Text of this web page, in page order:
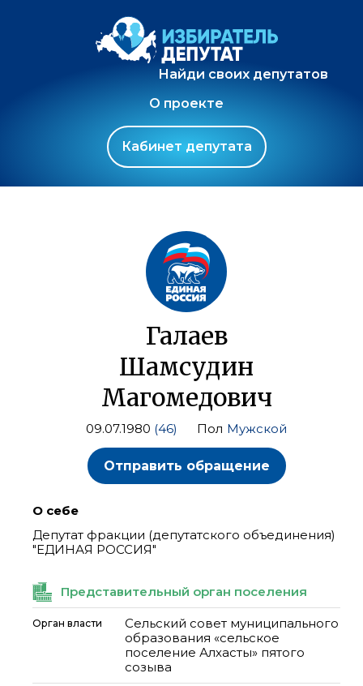
Найди своих депутатов
О проекте
Кабинет депутата
Галаев
Шамсудин
Магомедович
09.07.1980 (46) Пол Мужской
Отправить обращение
О себе
Депутат фракции (депутатского объединения)
"ЕДИНАЯ РОССИЯ"
Представительный орган поселения
Орган власти
Сельский совет муниципального
образования «сельское
поселение Алхасты» пятого
созыва